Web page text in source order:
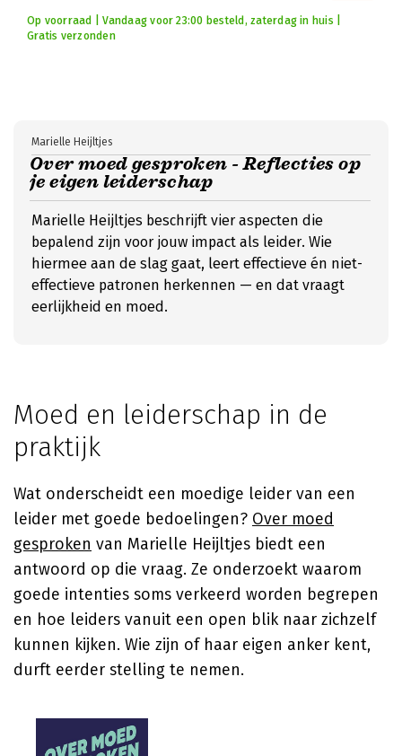
Op voorraad | Vandaag voor 23:00 besteld, zaterdag in huis |
Gratis verzonden
Over moed gesproken - Reflecties op
je eigen leiderschap
Marielle Heijltjes
Marielle Heijltjes beschrijft vier aspecten die
bepalend zijn voor jouw impact als leider. Wie
hiermee aan de slag gaat, leert effectieve én niet-
effectieve patronen herkennen — en dat vraagt
eerlijkheid en moed.
Moed en leiderschap in de
praktijk
Wat onderscheidt een moedige leider van een
leider met goede bedoelingen? Over moed
gesproken van Marielle Heijltjes biedt een
antwoord op die vraag. Ze onderzoekt waarom
goede intenties soms verkeerd worden begrepen
en hoe leiders vanuit een open blik naar zichzelf
kunnen kijken. Wie zijn of haar eigen anker kent,
durft eerder stelling te nemen.